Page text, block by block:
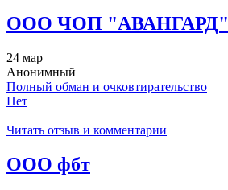
ООО ЧОП "АВАНГАРД"
24 мар
Анонимный
Полный обман и очковтирательство
Нет
Читать отзыв и комментарии
ООО фбт